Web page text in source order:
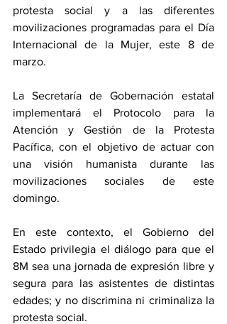
protesta social y a las diferentes
movilizaciones programadas para el Día
Internacional de la Mujer, este 8 de
marzo.
La Secretaría de Gobernación estatal
implementará el Protocolo para la
Atención y Gestión de la Protesta
Pacífica, con el objetivo de actuar con
una visión humanista durante las
movilizaciones sociales de este
domingo.
En este contexto, el Gobierno del
Estado privilegia el diálogo para que el
8M sea una jornada de expresión libre y
segura para las asistentes de distintas
edades; y no discrimina ni criminaliza la
protesta social.